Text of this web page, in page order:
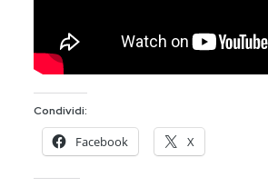
Condividi:
Facebook X